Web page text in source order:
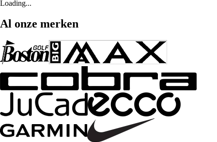
Loading...
Al onze merken